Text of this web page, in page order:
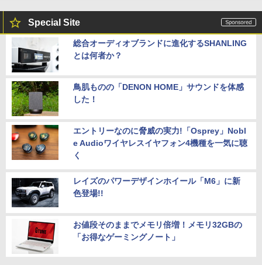
Special Site
総合オーディオブランドに進化するSHANLING
とは何者か？
鳥肌ものの「DENON HOME」サウンドを体感
した！
エントリーなのに脅威の実力!「Osprey」Nobl
e Audioワイヤレスイヤフォン4機種を一気に聴
く
レイズのパワーデザインホイール「M6」に新
色登場!!
お値段そのままでメモリ倍増！メモリ32GBの
「お得なゲーミングノート」